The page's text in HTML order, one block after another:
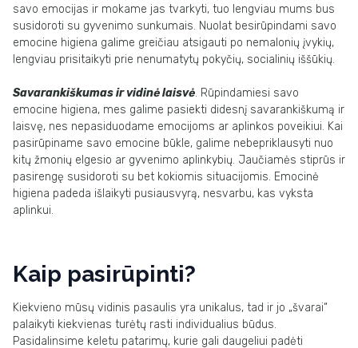
savo emocijas ir mokame jas tvarkyti, tuo lengviau mums bus
susidoroti su gyvenimo sunkumais. Nuolat besirūpindami savo
emocine higiena galime greičiau atsigauti po nemalonių įvykių,
lengviau prisitaikyti prie nenumatytų pokyčių, socialinių iššūkių.
Savarankiškumas ir vidinė laisvė. Rūpindamiesi savo
emocine higiena, mes galime pasiekti didesnį savarankiškumą ir
laisvę, nes nepasiduodame emocijoms ar aplinkos poveikiui. Kai
pasirūpiname savo emocine būkle, galime nebepriklausyti nuo
kitų žmonių elgesio ar gyvenimo aplinkybių. Jaučiamės stiprūs ir
pasirengę susidoroti su bet kokiomis situacijomis. Emocinė
higiena padeda išlaikyti pusiausvyrą, nesvarbu, kas vyksta
aplinkui.
Kaip pasirūpinti?
Kiekvieno mūsų vidinis pasaulis yra unikalus, tad ir jo „švarai“
palaikyti kiekvienas turėtų rasti individualius būdus.
Pasidalinsime keletu patarimų, kurie gali daugeliui padėti